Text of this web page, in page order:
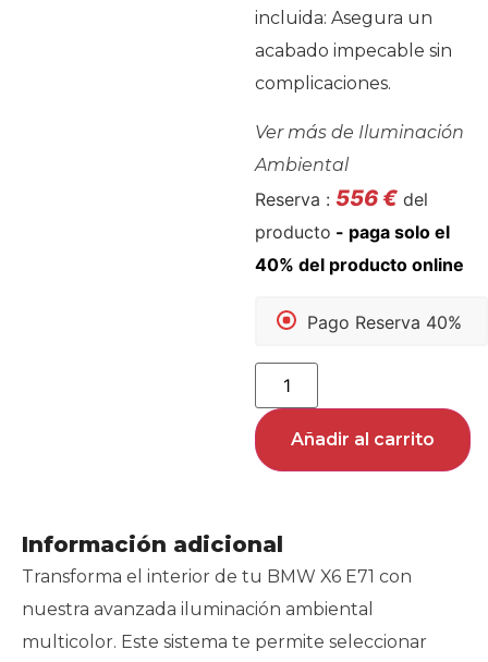
incluida: Asegura un
acabado impecable sin
complicaciones.
Ver más de Iluminación
Ambiental
Reserva : 556€ del
producto
Pago Reserva 40%
Añadir al carrito
Información adicional
Transforma el interior de tu BMW X6 E71 con
nuestra avanzada iluminación ambiental
multicolor. Este sistema te permite seleccionar